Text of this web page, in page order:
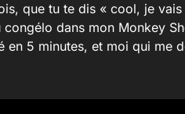
que tu te dis « cool, je vais
dans mon Monkey
en 5 minutes, et moi qui me